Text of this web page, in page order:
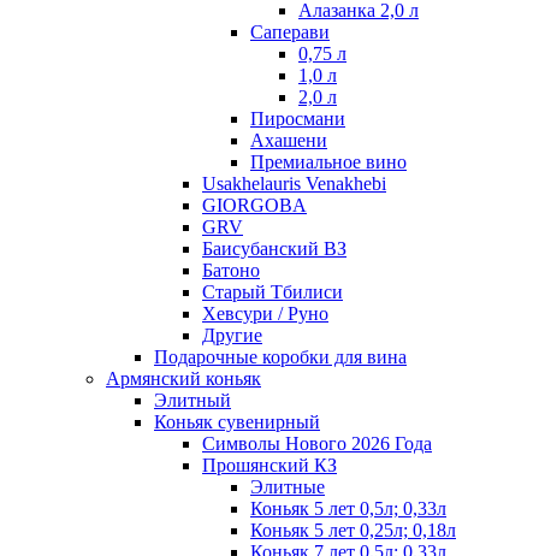
Алазанка 2,0 л
Саперави
0,75 л
1,0 л
2,0 л
Пиросмани
Ахашени
Премиальное вино
Usakhelauris Venakhebi
GIORGOBA
GRV
Баисубанский ВЗ
Батоно
Старый Тбилиси
Хевсури / Руно
Другие
Подарочные коробки для вина
Армянский коньяк
Элитный
Коньяк сувенирный
Символы Нового 2026 Года
Прошянский КЗ
Элитные
Коньяк 5 лет 0,5л; 0,33л
Коньяк 5 лет 0,25л; 0,18л
Коньяк 7 лет 0,5л; 0,33л